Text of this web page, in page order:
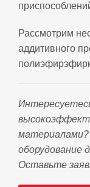
Рассмотрим
аддитивного
материалами?
оборудование
Оставьте